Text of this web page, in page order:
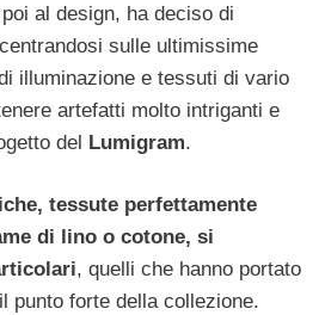
al design, ha deciso di
sulle ultimissime
illuminazione e tessuti di vario
artefatti molto intriganti e
del Lumigram.
tessute perfettamente
di lino o cotone, si
, quelli che hanno portato
punto forte della collezione.